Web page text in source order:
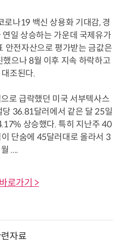
로나19 백신 상용화 기대감, 경
일 상승하는 가운데 국제유가
안전자산으로 평가받는 금값은
으나 8월 이후 지속 하락하고
조된다.
로 급락했던 미국 서부텍사스
36.81달러에서 같은 달 25일
상승했다. 특히 지난주 40
단숨에 45달러대로 올라서 3
월 ....
로가기 >
자료